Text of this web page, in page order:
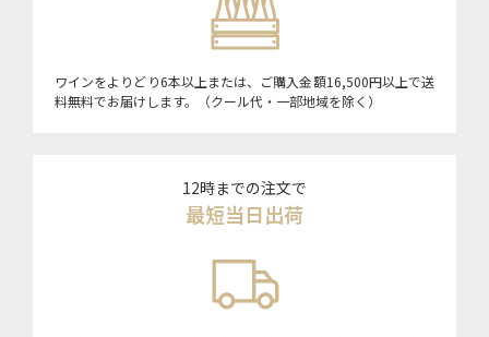
ワインをよりどり6本以上または、ご購入金額16,500円以上で送
料無料でお届けします。（クール代・一部地域を除く）
12時までの注文で
最短当日出荷